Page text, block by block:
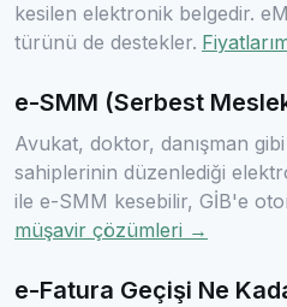
kesilen elektronik belgedir.
türünü de destekler.
e-SMM (Serbest
Avukat, doktor, danışman
sahiplerinin düzenlediği
ile e-SMM kesebilir, GİB'e
müşavir çözümleri →
e-Fatura Geçişi Ne